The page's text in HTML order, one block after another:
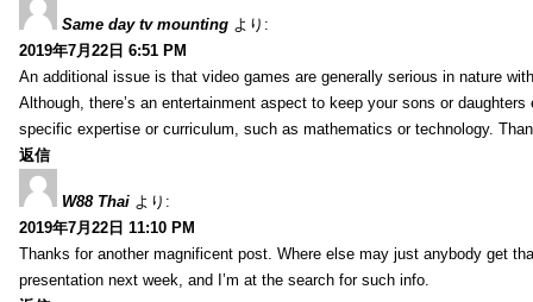
Same day tv mounting より:
2019年7月22日 6:51 PM
An additional issue is that video games are generally serious in nature
Although, there’s an entertainment aspect to keep your sons or
specific expertise or curriculum, such as mathematics or technology.
返信
W88 Thai より:
2019年7月22日 11:10 PM
Thanks for another magnificent post. Where else may just anybody get
presentation next week, and I’m at the search for such info.